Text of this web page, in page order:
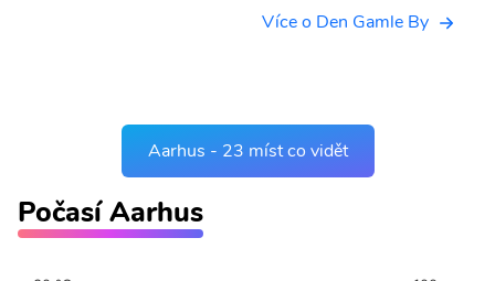
Více o Den Gamle By
Aarhus - 23 míst co vidět
Počasí Aarhus